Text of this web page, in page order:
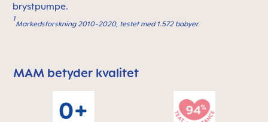
brystpumpe.
1
Markedsforskning 2010-2020, testet med 1.572 babyer.
Skip MAM Means Quality Icon Bar
MAM betyder kvalitet